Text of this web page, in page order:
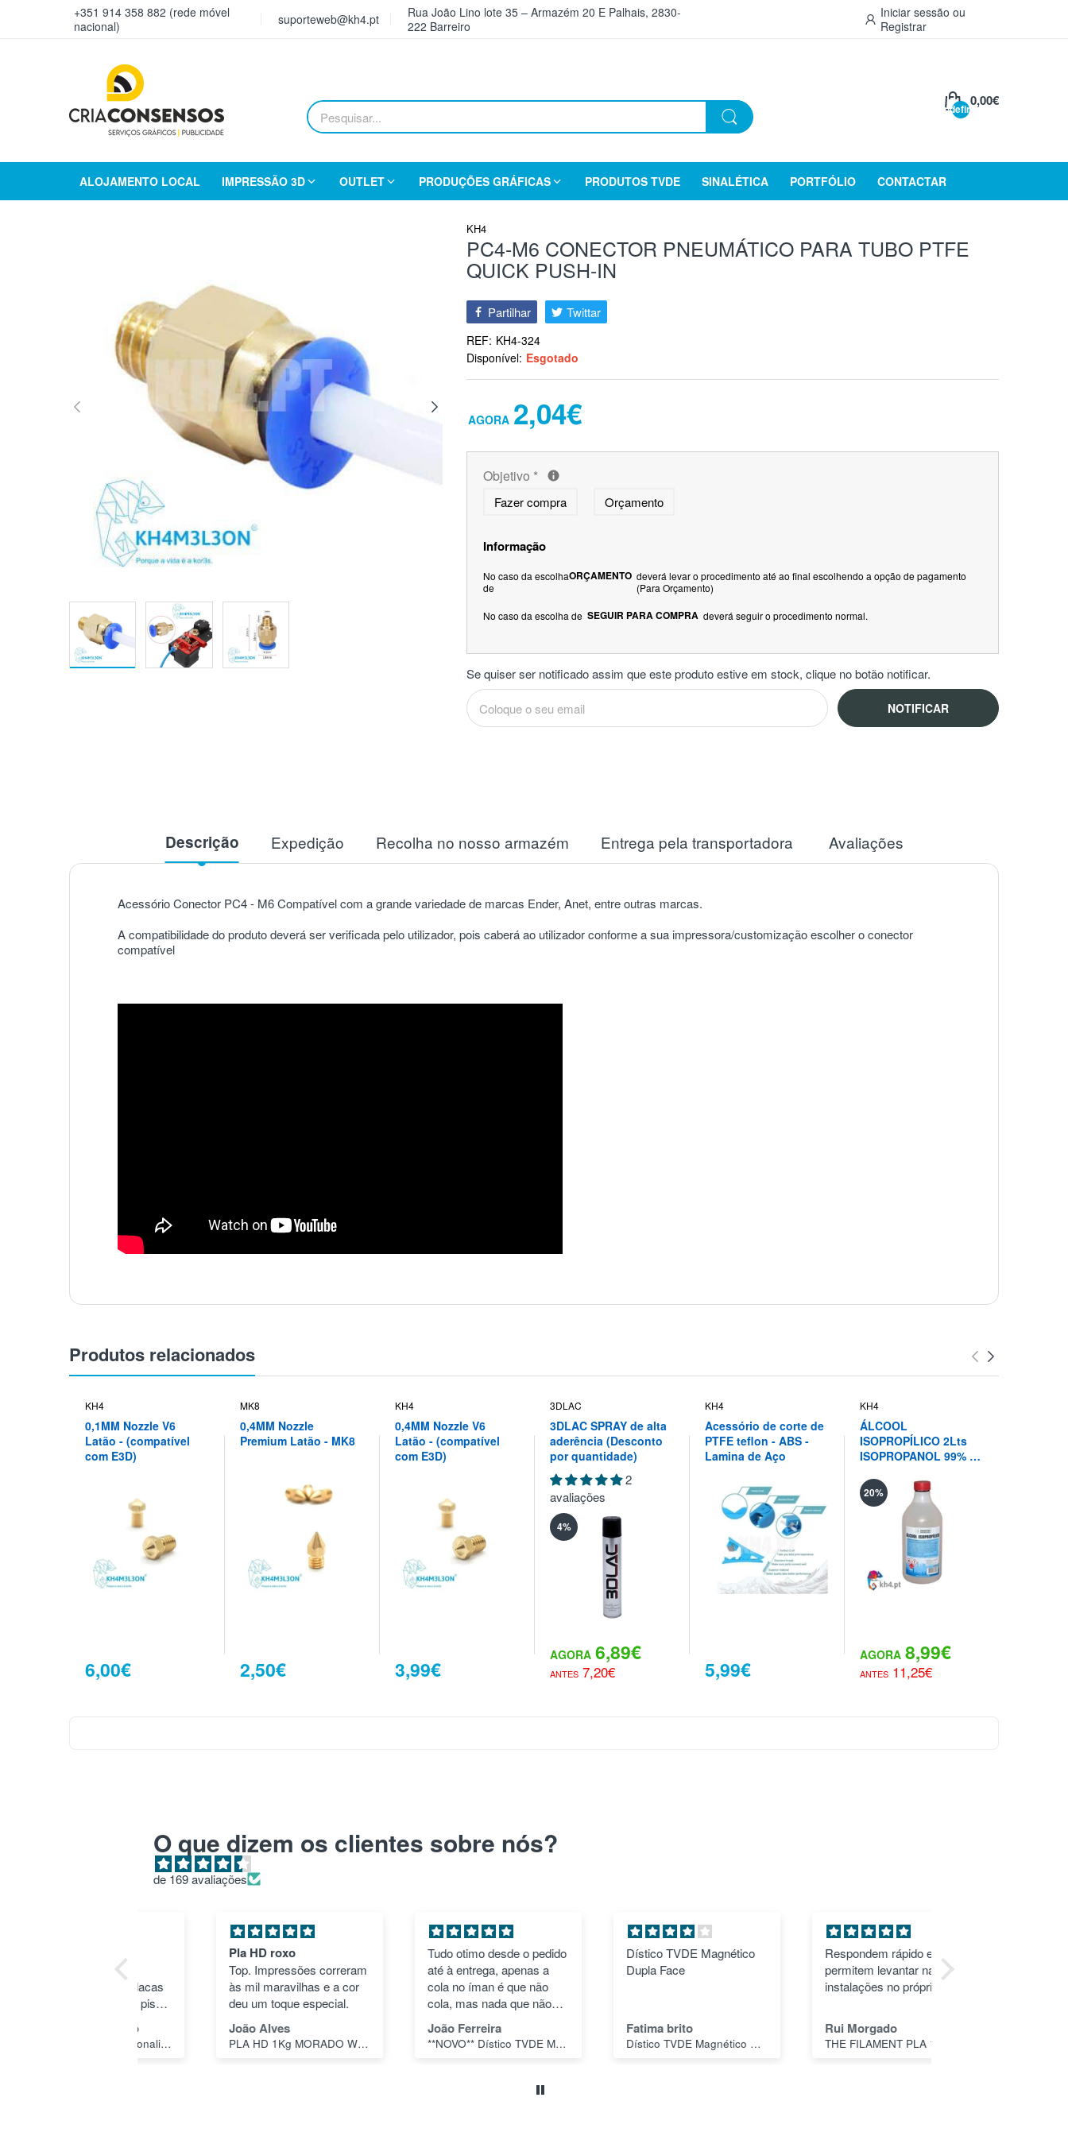
+351 914 358 882 (rede móvel
nacional)
suporteweb@kh4.pt
Rua João Lino lote 35 – Armazém 20 E Palhais, 2830-
222 Barreiro
Iniciar sessãoou
Registrar
undefined0,00€
ALOJAMENTO LOCAL IMPRESSÃO 3D OUTLET PRODUÇÕES GRÁFICAS PRODUTOS TVDE SINALÉTICA PORTFÓLIO CONTACTAR
KH4
PC4-M6 CONECTOR PNEUMÁTICO PARA TUBO PTFE
QUICK PUSH-IN
Partilhar Twittar
REF: KH4-324
Disponível: Esgotado
2,04€
Objetivo *
Fazer compra Orçamento
Informação
No caso da escolha
de
ORÇAMENTOdeverá levar o procedimento até ao final escolhendo a opção de pagamento
(Para Orçamento)
No caso da escolha de SEGUIR PARA COMPRA deverá seguir o procedimento normal.
Se quiser ser notificado assim que este produto estive em stock, clique no botão notificar.
NOTIFICAR
Descrição Expedição Recolha no nosso armazém Entrega pela transportadora Avaliações
Acessório Conector PC4 - M6 Compatível com a grande variedade de marcas Ender, Anet, entre outras marcas.
A compatibilidade do produto deverá ser verificada pelo utilizador, pois caberá ao utilizador conforme a sua impressora/customização escolher o conector
compatível
Produtos relacionados
KH4
0,1MM Nozzle V6
Latão - (compatível
com E3D)
6,00€
MK8
0,4MM Nozzle
Premium Latão - MK8
2,50€
KH4
0,4MM Nozzle V6
Latão - (compatível
com E3D)
3,99€
3DLAC
3DLAC SPRAY de alta
aderência (Desconto
por quantidade)
2
avaliações
4%
6,89€
7,20€
KH4
Acessório de corte de
PTFE teflon - ABS -
Lamina de Aço
5,99€
KH4
ÁLCOOL
ISOPROPÍLICO 2Lts
ISOPROPANOL 99% -
20%
8,99€
11,25€
O que dizem os clientes sobre nós?
de 169 avaliações
Pla HD roxo
Top. Impressões correram
às mil maravilhas e a cor
deu um toque especial.
PLA HD 1Kg MORADO WINKLE - LILÁS – WINKLE
Tudo otimo desde o pedido
até à entrega, apenas a
cola no íman é que não
cola, mas nada que não
João Ferreira
**NOVO** Dístico TVDE Magnético Dupla Face em ASA
Dístico TVDE Magnético
Fatima brito
Dístico TVDE Magnético Dupla Face
Respondem rápido e
permitem levantar nas
instalações no próprio dia
Rui Morgado
THE FILAMENT PLA 1 Kg SORBET YELLOW 1.75MM - SPECTRUM FILAMENTS